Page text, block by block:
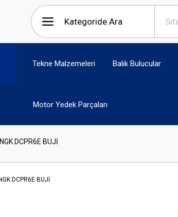
Tekne Malzemeleri Balık Bulucular
Motor Yedek Parçaları
NGK DCPR6E BUJİ